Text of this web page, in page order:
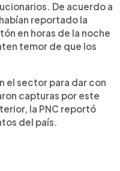
De acuerdo a
reportado la
en horas de la noche
temor de que los
el sector para dar con
capturas por este
la PNC reportó
del país.